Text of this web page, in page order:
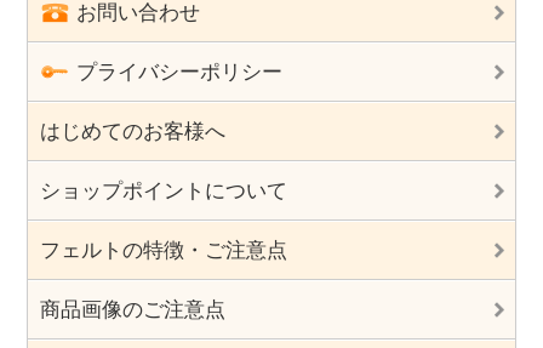
お問い合わせ
プライバシーポリシー
はじめてのお客様へ
ショップポイントについて
フェルトの特徴・ご注意点
商品画像のご注意点